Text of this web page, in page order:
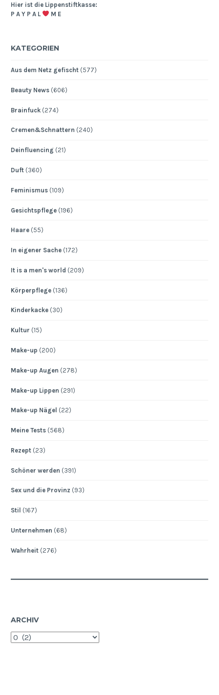
Hier ist die Lippenstiftkasse:
P A Y P A L
M E
KATEGORIEN
Aus dem Netz gefischt (577)
Beauty News (606)
Brainfuck (274)
Cremen&Schnattern (240)
Deinfluencing (21)
Duft (360)
Feminismus (109)
Gesichtspflege (196)
Haare (55)
In eigener Sache (172)
It is a men's world (209)
Körperpflege (136)
Kinderkacke (30)
Kultur (15)
Make-up (200)
Make-up Augen (278)
Make-up Lippen (291)
Make-up Nägel (22)
Meine Tests (568)
Rezept (23)
Schöner werden (391)
Sex und die Provinz (93)
Stil (167)
Unternehmen (68)
Wahrheit (276)
ARCHIV
Archiv